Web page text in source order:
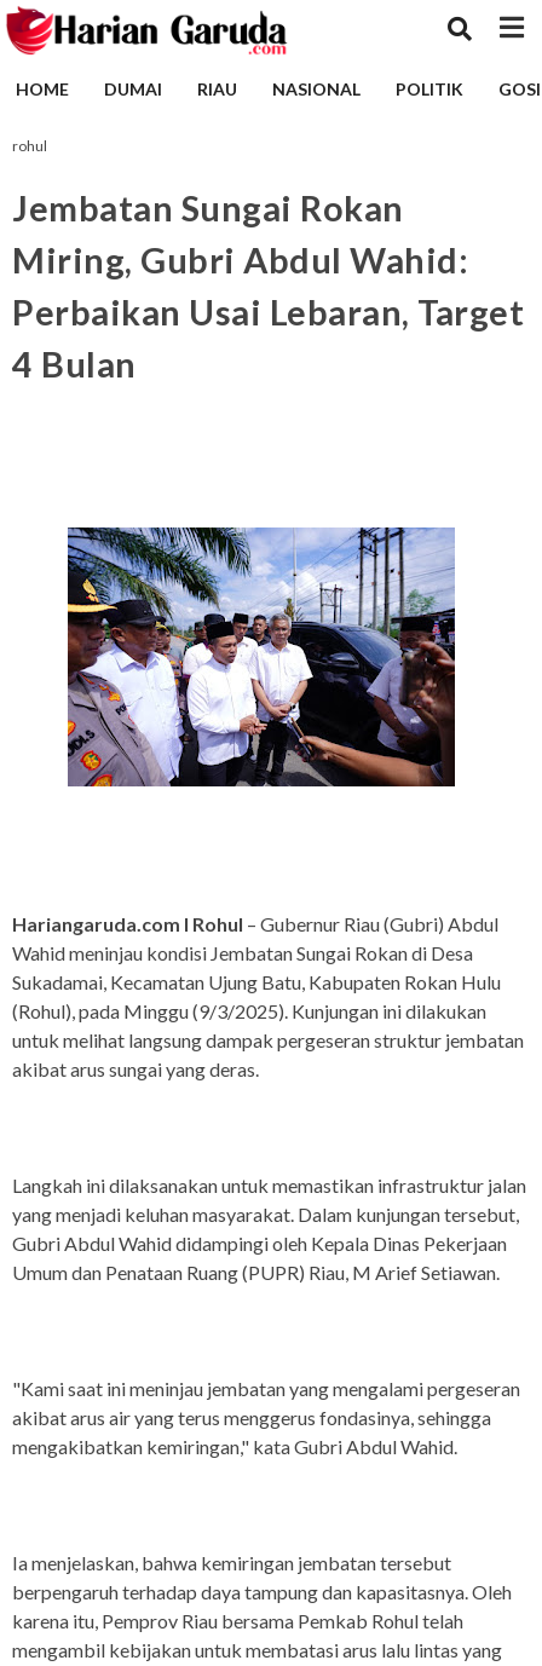
HOME DUMAI RIAU NASIONAL POLITIK
rohul
Jembatan Sungai Rokan
Miring, Gubri Abdul Wahid:
Perbaikan Usai Lebaran, Target
4 Bulan
Hariangaruda.com I Rohul – Gubernur Riau (Gubri) Abdul
Wahid meninjau kondisi Jembatan Sungai Rokan di Desa
Sukadamai, Kecamatan Ujung Batu, Kabupaten Rokan Hulu
(Rohul), pada Minggu (9/3/2025). Kunjungan ini dilakukan
untuk melihat langsung dampak pergeseran struktur jembatan
akibat arus sungai yang deras.
Langkah ini dilaksanakan untuk memastikan infrastruktur jalan
yang menjadi keluhan masyarakat. Dalam kunjungan tersebut,
Gubri Abdul Wahid didampingi oleh Kepala Dinas Pekerjaan
Umum dan Penataan Ruang (PUPR) Riau, M Arief Setiawan.
"Kami saat ini meninjau jembatan yang mengalami pergeseran
akibat arus air yang terus menggerus fondasinya, sehingga
mengakibatkan kemiringan," kata Gubri Abdul Wahid.
Ia menjelaskan, bahwa kemiringan jembatan tersebut
berpengaruh terhadap daya tampung dan kapasitasnya. Oleh
karena itu, Pemprov Riau bersama Pemkab Rohul telah
mengambil kebijakan untuk membatasi arus lalu lintas yang